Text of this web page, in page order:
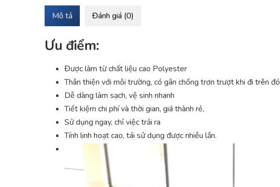
Mô tả Đánh giá (0)
Ưu điểm:
Được làm từ chất liệu cao Polyester
Thân thiện với môi trường, có gân chống trơn trượt khi đi trên đó
Dễ dàng làm sạch, vệ sinh nhanh
Tiết kiệm chi phí và thời gian, giá thành rẻ,
Sử dụng ngay, chỉ việc trải ra
Tính linh hoạt cao, tái sử dụng được nhiều lần.